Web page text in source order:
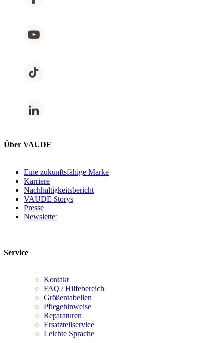
Über VAUDE
Eine zukunftsfähige Marke
Karriere
Nachhaltigkeitsbericht
VAUDE Storys
Presse
Newsletter
Service
Kontakt
FAQ / Hilfebereich
Größentabellen
Pflegehinweise
Reparaturen
Ersatzteilservice
Leichte Sprache